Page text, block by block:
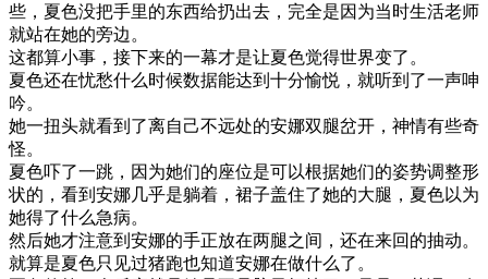
些，夏色没把手里的东西给扔出去，完全是因为当时生活老师
就站在她的旁边。
这都算小事，接下来的一幕才是让夏色觉得世界变了。
夏色还在忧愁什么时候数据能达到十分愉悦，就听到了一声呻
吟。
她一扭头就看到了离自己不远处的安娜双腿岔开，神情有些奇
怪。
夏色吓了一跳，因为她们的座位是可以根据她们的姿势调整形
状的，看到安娜几乎是躺着，裙子盖住了她的大腿，夏色以为
她得了什么急病。
然后她才注意到安娜的手正放在两腿之间，还在来回的抽动。
就算是夏色只见过猪跑也知道安娜在做什么了。